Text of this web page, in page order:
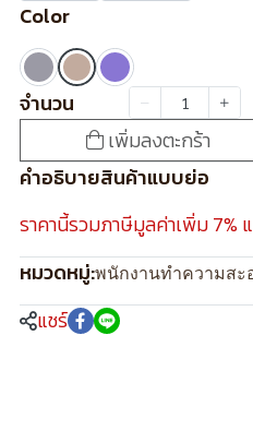
Color
จำนวน
เพิ่มลงตะกร้า
คำอธิบายสินค้าแบบย่อ
ราคานี้รวมภาษีมูลค่าเพิ่ม 7%
หมวดหมู่:พนักงานทำความสะ
แชร์